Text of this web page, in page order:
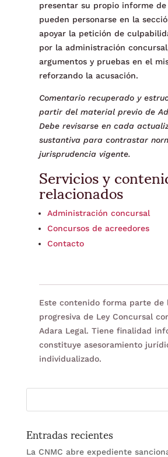
presentar su propio informe
pueden personarse en la
apoyar la petición de
por la administración
argumentos y pruebas en el
reforzando la acusación.
Comentario recuperado y
partir del material previo de
Debe revisarse en cada
sustantiva para contrastar
jurisprudencia vigente.
Servicios y
relacionados
Administración concursal
Concursos de acreedores
Contacto
Este contenido forma parte de
progresiva de Ley Concursal
Adara Legal. Tiene finalidad
constituye asesoramiento
individualizado.
Entradas recientes
La CNMC abre expediente